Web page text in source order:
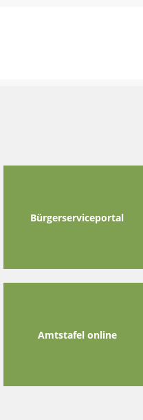
Bürgerserviceportal
Amtstafel online